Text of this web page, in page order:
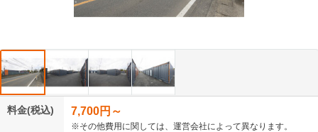
料金(税込) 7,700円～
※その他費用に関しては、運営会社によって異なります。